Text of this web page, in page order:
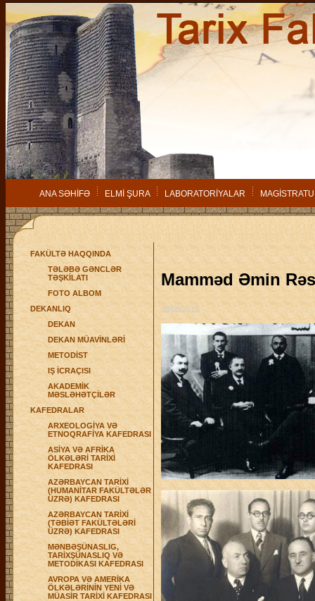
ANA SƏHİFƏ ELMİ ŞURA LABORATORİYALAR
FAKÜLTƏ HAQQINDA
TƏLƏBƏ GƏNCLƏR
TƏŞKİLATI
FOTO ALBOM
DEKANLIQ
DEKAN
DEKAN MÜAVİNLƏRİ
METODİST
IŞ İCRAÇISI
AKADEMİK
MƏSLƏHƏTÇİLƏR
KAFEDRALAR
ARXEOLOGİYA VƏ
ETNOQRAFİYA KAFEDRASI
ASİYA VƏ AFRİKA
ÖLKƏLƏRİ TARİXİ
KAFEDRASI
AZƏRBAYCAN TARİXİ
(HUMANİTAR FAKÜLTƏLƏR
ÜZRƏ) KAFEDRASI
AZƏRBAYCAN TARİXİ
(TƏBİƏT FAKÜLTƏLƏRİ
ÜZRƏ) KAFEDRASI
MƏNBƏŞÜNASLIG,
TARİXŞÜNASLIQ VƏ
METODİKASI KAFEDRASI
AVROPA VƏ AMERİKA
ÖLKƏLƏRİNİN YENİ VƏ
MÜASİR TARİXİ KAFEDRASI
Mamməd Əmin
28/05/2015